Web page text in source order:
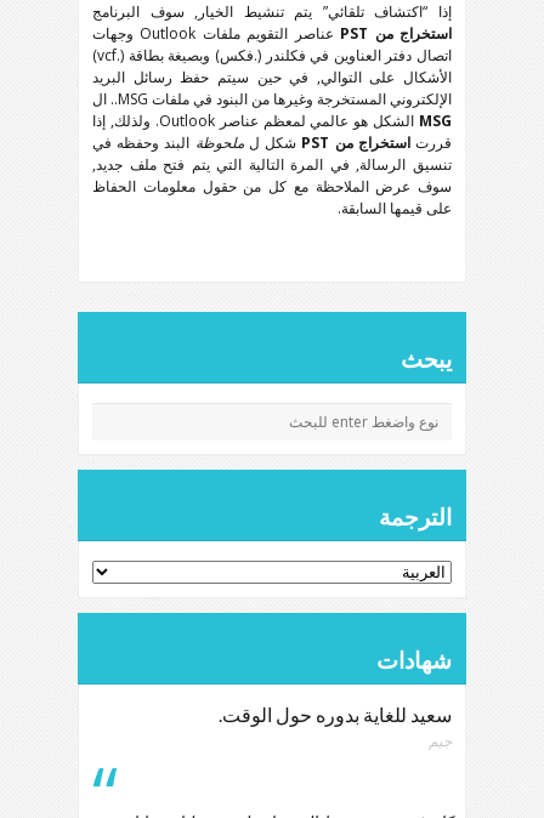
إذا “اكتشاف تلقائي” يتم تنشيط الخيار, سوف البرنامج
استخراج من PST
عناصر التقويم ملفات Outlook وجهات
اتصال دفتر العناوين في فكلندر (.فكس) وبصيغة بطاقة (.vcf)
الأشكال على التوالي, في حين سيتم حفظ رسائل البريد
الإلكتروني المستخرجة وغيرها من البنود في ملفات MSG.. ال
MSG
الشكل هو عالمي لمعظم عناصر Outlook. ولذلك, إذا
قررتاستخراج من PST شكل لملحوظة البند وحفظه في
تنسيق الرسالة, في المرة التالية التي يتم فتح ملف جديد,
سوف عرض الملاحظة مع كل من حقول معلومات الحفاظ
على قيمها السابقة.
يبحث
الترجمة
شهادات
سعيد للغاية بدوره حول الوقت.
جيم